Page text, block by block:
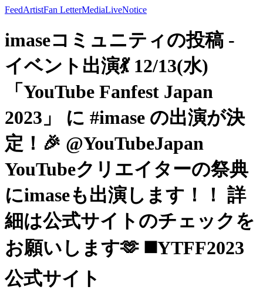
FeedArtistFan LetterMediaLiveNotice
imaseコミュニティの投稿 -
イベント出演💃 12/13(水)
「YouTube Fanfest Japan
2023」 に #imase の出演が決
定！🎉 @YouTubeJapan
YouTubeクリエイターの祭典
にimaseも出演します！！ 詳
細は公式サイトのチェックを
お願いします🫶 ◼️YTFF2023
公式サイト